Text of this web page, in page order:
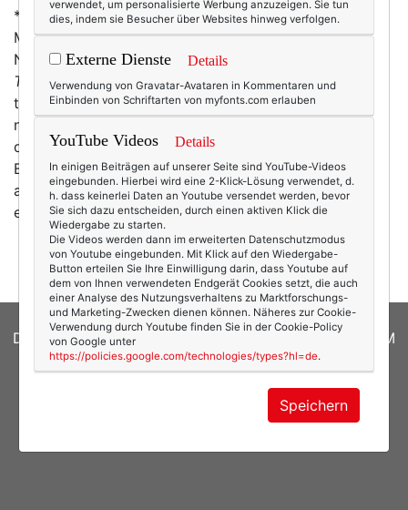
* Theresakenne ich als Luxusboutique im Herzen
Münchens und als führende Online-
Nobelboutiquemytheresa.com. Wo auch immer man
Theresabesucht: Man trifft auf tolle Sachen und toll
teuer – Gott sei dank ist in meiner Größe zumeist
nichts zu haben. Nun lese ich, dass der Eigentümer,
das Ehepaar Botschen, dasTheresa
Business an Neiman Marcus verkauft hat (ihm gehört
auch Bergdorf Goodman). Da bin ich jetzt aber schon
ein bisschen beeindruckt: dass man als Münchner…
mehr
DATENSCHUTZERKLÄRUNG
IMPRESSUM
© 2026texterella.de| Susanne Ackstaller
Sibylle Zimmermann, hz-
verwendet, um personalisierte Werbung anzuzeigen. Sie tun
dies, indem sie Besucher über Websites hinweg verfolgen.
Externe Dienste Details
Verwendung von Gravatar-Avataren in Kommentaren und
Einbinden von Schriftarten von myfonts.com erlauben
YouTube Videos Details
In einigen Beiträgen auf unserer Seite sind YouTube-Videos
eingebunden. Hierbei wird eine 2-Klick-Lösung verwendet, d.
h. dass keinerlei Daten an Youtube versendet werden, bevor
Sie sich dazu entscheiden, durch einen aktiven Klick die
Wiedergabe zu starten.
Die Videos werden dann im erweiterten Datenschutzmodus
von Youtube eingebunden. Mit Klick auf den Wiedergabe-
Button erteilen Sie Ihre Einwilligung darin, dass Youtube auf
dem von Ihnen verwendeten Endgerät Cookies setzt, die auch
einer Analyse des Nutzungsverhaltens zu Marktforschungs-
und Marketing-Zwecken dienen können. Näheres zur Cookie-
Verwendung durch Youtube finden Sie in der Cookie-Policy
von Google unter
https://policies.google.com/technologies/types?hl=de.
Speichern